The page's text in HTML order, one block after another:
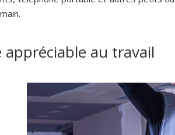
appréciable au travail